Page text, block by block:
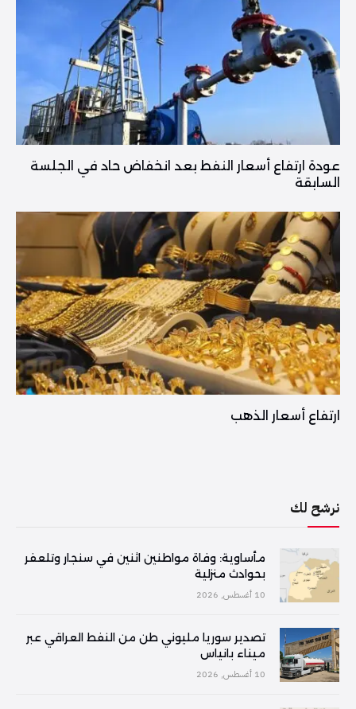
عودة ارتفاع أسعار النفط بعد انخفاض حاد في الجلسة
السابقة
ارتفاع أسعار الذهب
نرشح لك
مأساوية: وفاة مواطنين اثنين في سنجار وتلعفر
بحوادث منزلية
10 أغسطس, 2026
تصدير سوريا مليوني طن من النفط العراقي عبر
ميناء بانياس
10 أغسطس, 2026